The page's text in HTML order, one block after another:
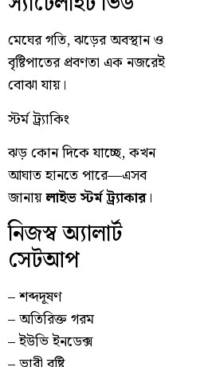
মেঘের গতি, ঝড়ের অবস্থান ও
বৃষ্টিপাতের প্রবণতা এক নজরেই
বোঝা যায়।
স্টর্ম ট্র্যাকিং
ঝড় কোন দিকে যাচ্ছে, কখন
আঘাত হানতে পারে—এসব
জানায়লাইভ স্টর্ম ট্র্যাকার।
নিজস্ব অ্যালার্ট
সেটআপ
– শব্দদূষণ
– অতিরিক্ত গরম
– ইউভি ইনডেক্স